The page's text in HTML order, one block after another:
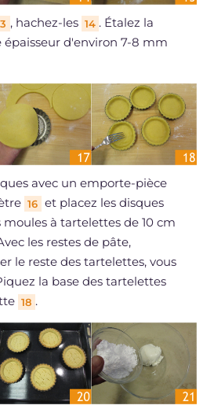
, hachez-les 14 . Étalez la
épaisseur d'environ 7-8 mm
avec un emporte-pièce
16 et placez les disques
à tartelettes de 10 cm
les restes de pâte,
le reste des tartelettes, vous
la base des tartelettes
18 .